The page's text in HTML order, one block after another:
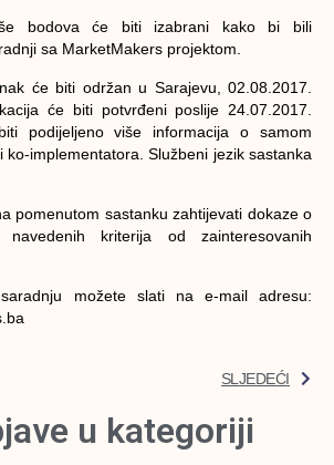
bodova će biti izabrani kako bi bili
sa MarketMakers projektom.
će biti održan u Sarajevu, 02.08.2017.
će biti potvrđeni poslije 24.07.2017.
podijeljeno više informacija o samom
ko-implementatora. Službeni jezik sastanka
pomenutom sastanku zahtijevati dokaze o
navedenih kriterija od zainteresovanih
možete slati na e-mail adresu:
SLJEDEĆI
u kategoriji